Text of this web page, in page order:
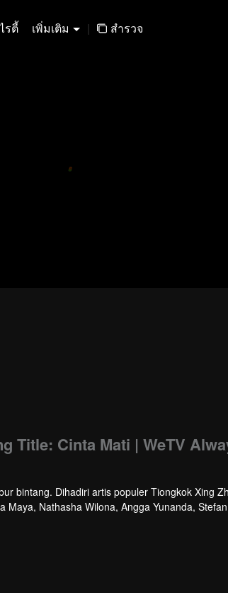
รตี้ เพิ่มเติม | สำรวจ
Title: Cinta Mati | WeTV
bintang. Dihadiri artis populer Tiongkok Xing
Nathasha Wilona, Angga Yunanda,
Di acara ini WeTV Indonesia juga